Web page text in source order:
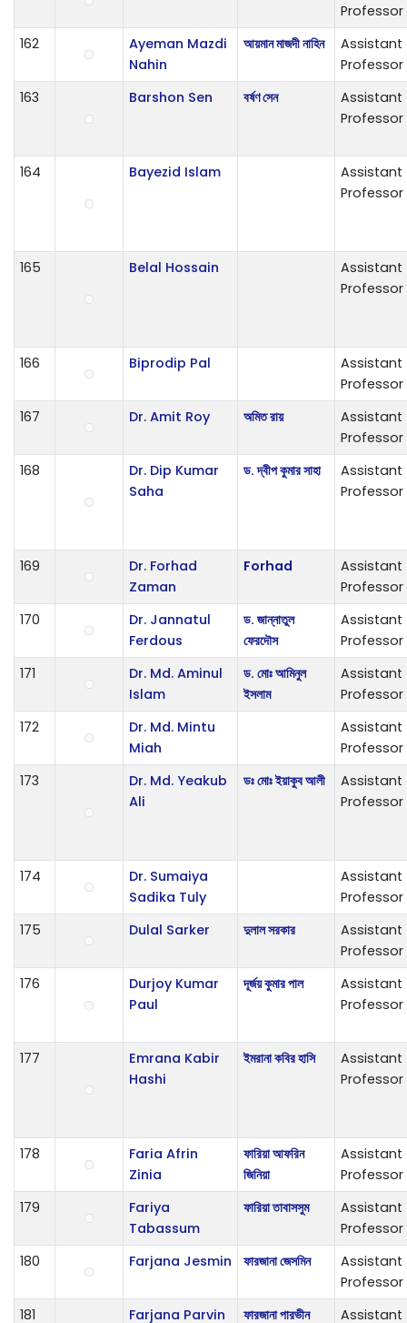
Professor
162
Ayeman Mazdi
Nahin
আয়মান মাজদী নাহিন
Assistant
Professor
163
Barshon Sen বর্ষণ সেন
Assistant
Professor
164 Bayezid Islam
Assistant
Professor
165 Belal Hossain
Assistant
Professor
166 Biprodip Pal
Assistant
Professor
167
Dr. Amit Roy অমিত রায়
Assistant
Professor
168
Dr. Dip Kumar
Saha
ড. দ্বীপ কুমার সাহা
Assistant
Professor
169
Dr. Forhad
Zaman
Forhad
Assistant
Professor
170
Dr. Jannatul
Ferdous
ড. জান্নাতুল
ফেরদৌস
Assistant
Professor
171
Dr. Md. Aminul
Islam
ড. মোঃ আমিনুল
ইসলাম
Assistant
Professor
172
Dr. Md. Mintu
Miah
Assistant
Professor
173
Dr. Md. Yeakub
Ali
ডঃ মোঃ ইয়াকুব আলী
Assistant
Professor
174
Dr. Sumaiya
Sadika Tuly
Assistant
Professor
175
Dulal Sarker দুলাল সরকার
Assistant
Professor
176
Durjoy Kumar
Paul
দূর্জয় কুমার পাল
Assistant
Professor
177
Emrana Kabir
Hashi
ইমরানা কবির হাসি
Assistant
Professor
178
Faria Afrin
Zinia
ফারিয়া আফরিন
জিনিয়া
Assistant
Professor
179
Fariya
Tabassum
ফারিয়া তাবাসসুম
Assistant
Professor
180
Farjana Jesmin ফারজানা জেসমিন
Assistant
Professor
181
Farjana Parvin ফারজানা পারভীন Assistant